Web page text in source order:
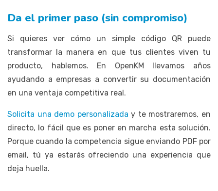
Da el primer paso (sin compromiso)
Si quieres ver cómo un simple código QR puede
transformar la manera en que tus clientes viven tu
producto, hablemos. En OpenKM llevamos años
ayudando a empresas a convertir su documentación
en una ventaja competitiva real.
Solicita una demo personalizada y te mostraremos, en
directo, lo fácil que es poner en marcha esta solución.
Porque cuando la competencia sigue enviando PDF por
email, tú ya estarás ofreciendo una experiencia que
deja huella.